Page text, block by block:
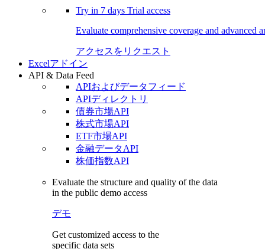
Try in 7 days Trial access
Evaluate comprehensive coverage and advanced
アクセスをリクエスト
Excelアドイン
API & Data Feed
APIおよびデータフィード
APIディレクトリ
債券市場API
株式市場API
ETF市場API
金融データAPI
株価指数API
Evaluate the structure and quality of the data
in the public demo access
デモ
Get customized access to the
specific data sets